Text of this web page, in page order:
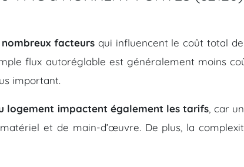
facteurs qui influencent le coût total de
flux autoréglable est généralement moins
important.
logement impactent également les tarifs , car
et de main-d’œuvre. De plus, la